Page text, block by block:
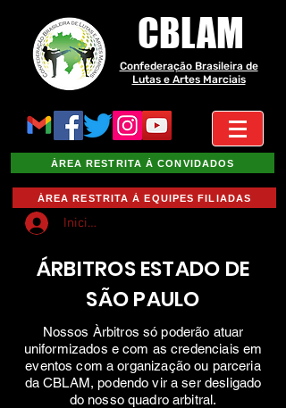
CBLAM
Confederação Brasileira de
Lutas e Artes Marciais
ÁREA RESTRITA À CONVIDADOS
ÁREA RESTRITA À EQUIPES FILIADAS
Iniciar sesión
ÁRBITROS ESTADO DE
SÃO PAULO
Nossos Àrbitros só poderão atuar
uniformizados e com as credenciais em
eventos com a organização ou parceria
da CBLAM, podendo vir a ser desligado
do nosso quadro arbitral.